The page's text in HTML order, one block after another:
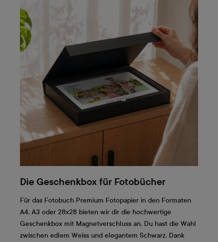
Die Geschenkbox für Fotobücher
Für das Fotobuch Premium Fotopapier in den Formaten
A4, A3 oder 28x28 bieten wir dir die hochwertige
Geschenkbox mit Magnetverschluss an. Du hast die Wahl
zwischen edlem Weiss und elegantem Schwarz. Dank